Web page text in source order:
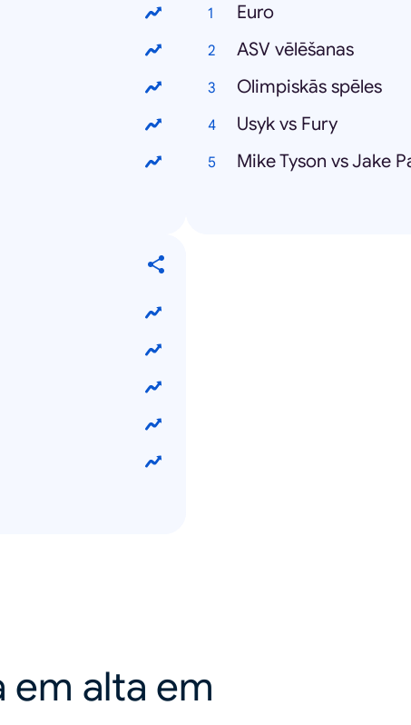
Euro
ASV vēlēšanas
Olimpiskās spēles
Usyk vs Fury
Mike Tyson vs Jake
em alta em